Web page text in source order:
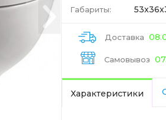
Габариты:
Доставка
Самовывоз
Характеристики